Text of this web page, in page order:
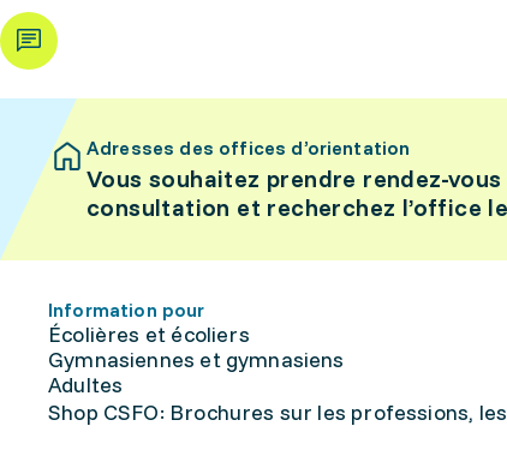
Adresses des offices d’orientation
Vous souhaitez prendre rendez-
consultation et recherchez l’office
Information pour
Écolières et écoliers
Gymnasiennes et gymnasiens
Adultes
Shop CSFO: Brochures sur les professions,